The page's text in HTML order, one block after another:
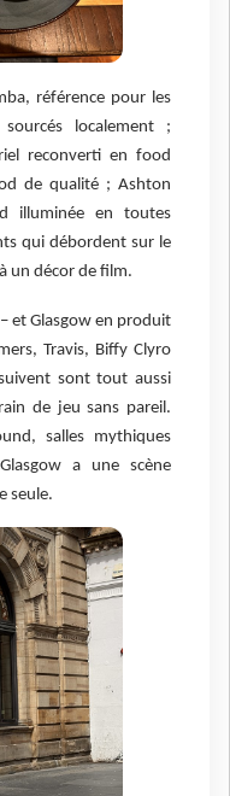
référence pour les
localement ;
reconverti en food
de qualité ; Ashton
illuminée en toutes
qui débordent sur le
un décor de film.
et Glasgow en produit
Travis, Biffy Clyro
sont tout aussi
de jeu sans pareil.
salles mythiques
a une scène
seule.